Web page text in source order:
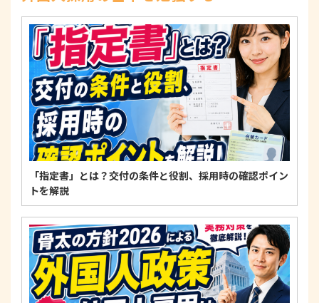
4. 法令・指針・規範の遵守について
適正な個人情報保護の実現のため、個人情報の取扱
いに関する法令、国が定める指針およびその他の規
範を遵守します。
個人情報に関するお問い合わせ窓口
〒125-0061東京都葛飾区亀有3-21-11 藍ビル202
TEL：0120-550-580
株式会社 アルフォース･ワン 個人情報保護担当
「指定書」とは？交付の条件と役割、採用時の確認ポイン
トを解説